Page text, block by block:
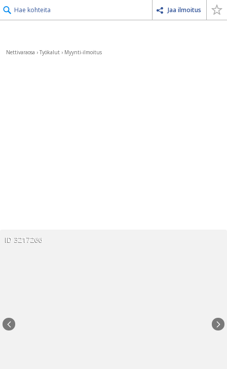
Hae kohteita Jaa ilmoitus
Nettivaraosa › Työkalut › Myynti-ilmoitus
ID 3217266